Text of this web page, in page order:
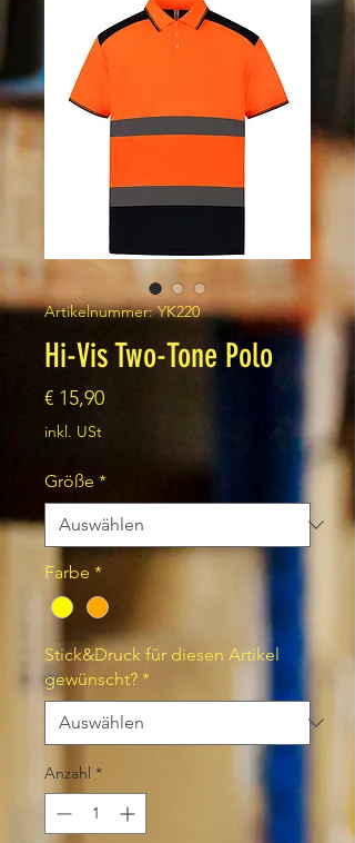
Artikelnummer: YK220
Hi-Vis Two-Tone Polo
€ 15,90Preis
inkl. USt
Größe *
Farbe *
Stick&Druck für diesen Artikel
gewünscht? *
Anzahl *